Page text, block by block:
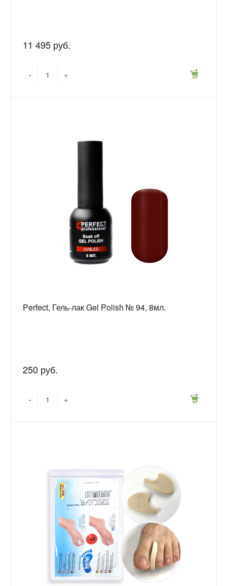
11 495 руб.
- +
Perfect, Гель-лак Gel Polish № 94, 8мл.
250 руб.
- +